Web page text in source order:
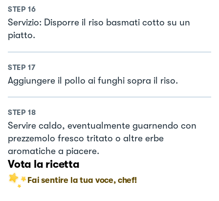
STEP 16
Servizio: Disporre il riso basmati cotto su un
piatto.
STEP 17
Aggiungere il pollo ai funghi sopra il riso.
STEP 18
Servire caldo, eventualmente guarnendo con
prezzemolo fresco tritato o altre erbe
aromatiche a piacere.
Vota la ricetta
Fai sentire la tua voce, chef!